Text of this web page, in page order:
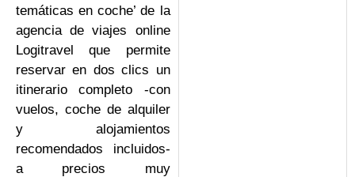
temáticas en coche’ de la
agencia de viajes online
Logitravel que permite
reservar en dos clics un
itinerario completo -con
vuelos, coche de alquiler
y alojamientos
recomendados incluidos-
a precios muy